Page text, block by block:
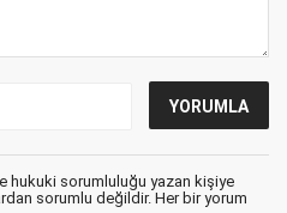
hukuki sorumluluğu yazan kişiye
sorumlu değildir. Her bir yorum